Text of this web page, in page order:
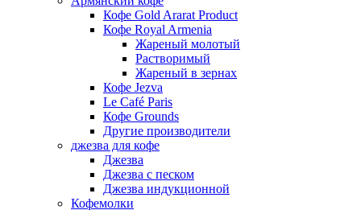
Кофе Gold Ararat Product
Кофе Royal Armenia
Жареный молотый
Растворимый
Жареный в зернах
Кофе Jezva
Le Café Paris
Кофе Grounds
Другие производители
джезва для кофе
Джезва
Джезва с песком
Джезва индукционной
Кофемолки